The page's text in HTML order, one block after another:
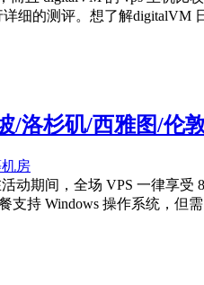
详细的测评。想了解
/洛杉矶/西雅图/伦
期间，全场 VPS 一律享
支持 Windows 操作系统，